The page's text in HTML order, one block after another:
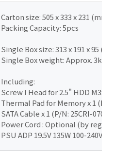
Carton size: 505 x 333 x 231 (mm)
Packing Capacity: 5pcs
Single Box size: 313 x 191 x 95
Single Box weight: Approx. 3kg
Including:
Screw I Head for 2.5" HDD
Thermal Pad for Memory x 1 (P/
SATA Cable x 1 (P/N: 25CRI-
Power Cord : Optional (by
PSU ADP 19.5V 135W 100-